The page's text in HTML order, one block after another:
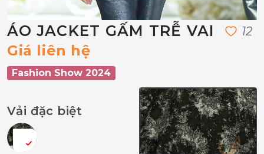
ÁO JACKET GẤM TRỄ VAI 12
Giá liên hệ
Fashion Show 2024
Vải đặc biệt